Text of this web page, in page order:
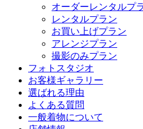
オーダーレンタルプ
レンタルプラン
お買い上げプラン
アレンジプラン
撮影のみプラン
フォトスタジオ
お客様ギャラリー
選ばれる理由
よくある質問
一般着物について